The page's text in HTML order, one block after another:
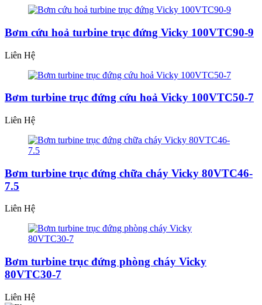
Bơm cứu hoả turbine trục đứng Vicky 100VTC90-9
Liên Hệ
Bơm turbine trục đứng cứu hoả Vicky 100VTC50-7
Liên Hệ
Bơm turbine trục đứng chữa cháy Vicky 80VTC46-
7.5
Liên Hệ
Bơm turbine trục đứng phòng cháy Vicky
80VTC30-7
Liên Hệ